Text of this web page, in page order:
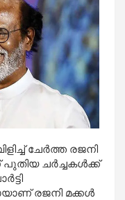
ചേര്‍ത്ത രജനി
ചര്‍ച്ചകള്‍ക്ക്
രജനി മക്കള്‍